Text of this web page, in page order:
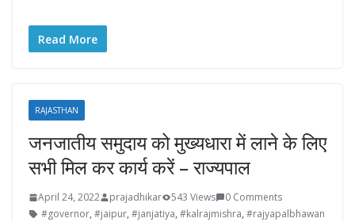
Read More
RAJASTHAN
जनजातीय समुदाय को मुख्यधारा में लाने के लिए
सभी मिल कर कार्य करें – राज्यपाल
April 24, 2022 prajadhikar 543 Views
0 Comments
#governor, #jaipur, #janjatiya, #kalrajmishra, #rajyapalbhawan